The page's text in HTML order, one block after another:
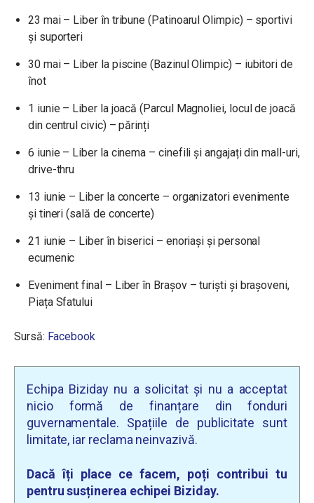
23 mai – Liber în tribune (Patinoarul Olimpic) – sportivi
și suporteri
30 mai – Liber la piscine (Bazinul Olimpic) – iubitori de
înot
1 iunie – Liber la joacă (Parcul Magnoliei, locul de joacă
din centrul civic) – părinți
6 iunie – Liber la cinema – cinefili și angajați din mall-uri,
drive-thru
13 iunie – Liber la concerte – organizatori evenimente
și tineri (sală de concerte)
21 iunie – Liber în biserici – enoriași și personal
ecumenic
Eveniment final – Liber în Brașov – turiști și brașoveni,
Piața Sfatului
Sursă: Facebook
Echipa Biziday nu a solicitat și nu a acceptat
nicio formă de finanțare din fonduri
guvernamentale. Spațiile de publicitate sunt
limitate, iar reclama neinvazivă.
Dacă îți place ce facem, poți contribui tu
pentru susținerea echipei Biziday.